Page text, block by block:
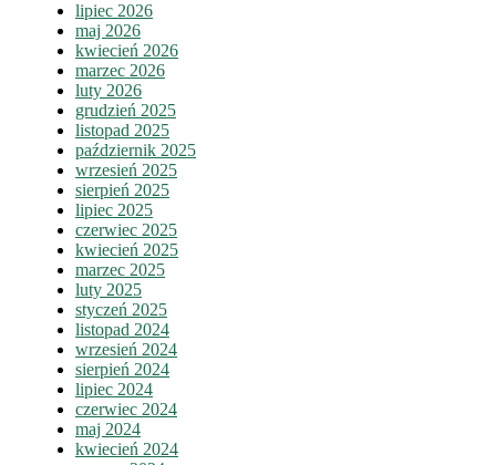
lipiec 2026
maj 2026
kwiecień 2026
marzec 2026
luty 2026
grudzień 2025
listopad 2025
październik 2025
wrzesień 2025
sierpień 2025
lipiec 2025
czerwiec 2025
kwiecień 2025
marzec 2025
luty 2025
styczeń 2025
listopad 2024
wrzesień 2024
sierpień 2024
lipiec 2024
czerwiec 2024
maj 2024
kwiecień 2024